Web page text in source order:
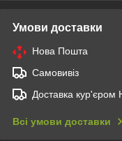
Умови доставки
Нова Пошта
Самовивіз
Доставка кур'єром
Всі умови доставки